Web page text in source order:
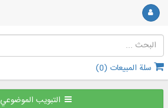
سلة المبيعات (0
)
التبويب الموضوعي